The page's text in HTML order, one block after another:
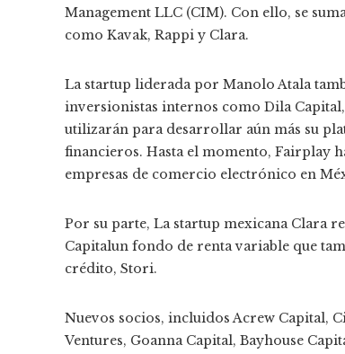
Management LLC (CIM). Con ello, se
como Kavak, Rappi y Clara.
La startup liderada por Manolo Atala
inversionistas internos como Dila Capital,
utilizarán para desarrollar aún más su
financieros. Hasta el momento, Fairplay
empresas de comercio electrónico en
Por su parte, La startup mexicana Clara
Capitalun fondo de renta variable que
crédito, Stori.
Nuevos socios, incluidos Acrew Capital,
Ventures, Goanna Capital, Bayhouse